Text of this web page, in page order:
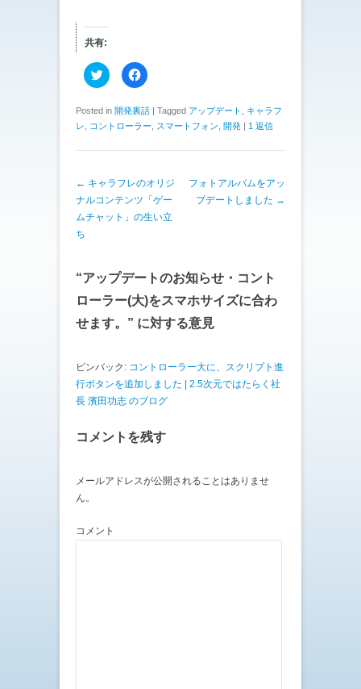
共有:
ク
リ
し
て
T
i
e
r
で
共
有
ィ
ン
ド
ウ
で
開
き
)
F
a
b
o
で
す
る
に
ク
く
さ
い
新
ィ
ン
ド
ウ
で
ま
す
Posted in 開発裏話 Tagged アップデート , キャラフ
レ, コントローラー, スマートフォン, 開発 1 返信
投稿ナビゲーション
← キャラフレのオリジ
ナルコンテンツ「ゲー
ムチャット」の生い立
ち
フォトアルバムをアッ
プデートしました →
“アップデートのお知らせ・コント
ローラー(大)をスマホサイズに合わ
せます。 ” に対する意見
ピンバック: コントローラー大に、スクリプト進
行ボタンを追加しました | 2.5次元ではたらく社
長 濱田功志 のブログ
コメントを残す
メールアドレスが公開されることはありませ
ん。
コメント